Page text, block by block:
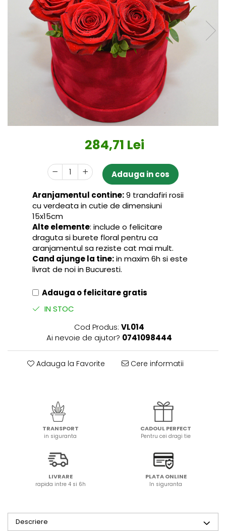
284,71 Lei
Adauga in cos
Aranjamentul contine:9 trandafiri rosii
cu verdeata in cutie de dimensiuni
15x15cm
Alte elemente: include o felicitare
draguta si burete floral pentru ca
aranjamentul sa reziste cat mai mult.
Cand ajunge la tine:in maxim 6h si este
livrat de noi in Bucuresti.
Adauga o felicitare gratis
IN STOC
Cod Produs: VL014
Ai nevoie de ajutor? 0741098444
Adauga la Favorite Cere informatii
TRANSPORT
in siguranta
CADOUL PERFECT
Pentru cei dragi tie
LIVRARE
rapida intre 4 si 6h
PLATA ONLINE
In siguranta
Descriere